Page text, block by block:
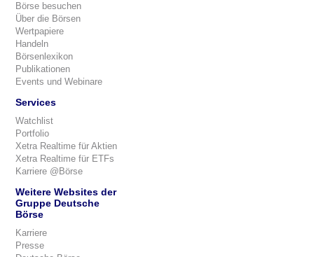
Börse besuchen
Über die Börsen
Wertpapiere
Handeln
Börsenlexikon
Publikationen
Events und Webinare
Services
Watchlist
Portfolio
Xetra Realtime für Aktien
Xetra Realtime für ETFs
Karriere @Börse
Weitere Websites der
Gruppe Deutsche
Börse
Karriere
Presse